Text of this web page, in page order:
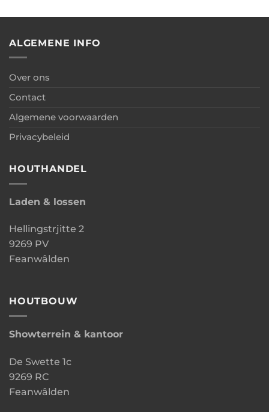
ALGEMENE INFO
Over ons
Contact
Algemene voorwaarden
Privacybeleid
HOUTHANDEL
Laden & lossen
Hellingstrjitte 2
9269 PV
Feanwâlden
HOUTBOUW
Showterrein & kantoor
De Swette 1c
9269 RC
Feanwâlden